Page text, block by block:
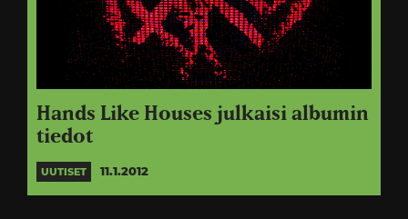
Hands Like Houses julkaisi albumin
tiedot
UUTISET 11.1.2012